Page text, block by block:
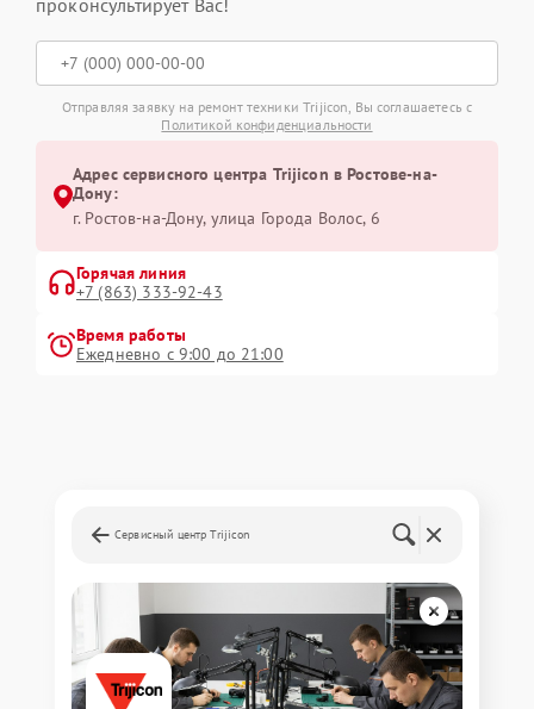
проконсультирует Вас!
Отправляя заявку на ремонт техники Trijicon, Вы соглашаетесь с
Политикой конфиденциальности
Адрес сервисного центра Trijicon в Ростове-на-
Дону:
г. Ростов-на-Дону, улица Города Волос, 6
Горячая линия
+7 (863) 333-92-43
Время работы
Ежедневно с 9:00 до 21:00
Сервисный центр Trijicon